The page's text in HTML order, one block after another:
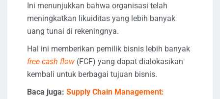
Ini menunjukkan bahwa organisasi telah
meningkatkan likuiditas yang lebih banyak
uang tunai di rekeningnya.
Hal ini memberikan pemilik bisnis lebih banyak
free cash flow (FCF) yang dapat dialokasikan
kembali untuk berbagai tujuan bisnis.
Baca juga: Supply Chain Management: